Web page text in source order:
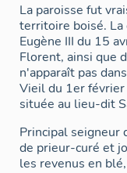
La paroisse fut
territoire boisé. La
Eugène III du 15
Florent, ainsi que
n'apparaît pas
Vieil du 1er
située au lieu-dit
Principal seigneur
de prieur-curé et
les revenus en